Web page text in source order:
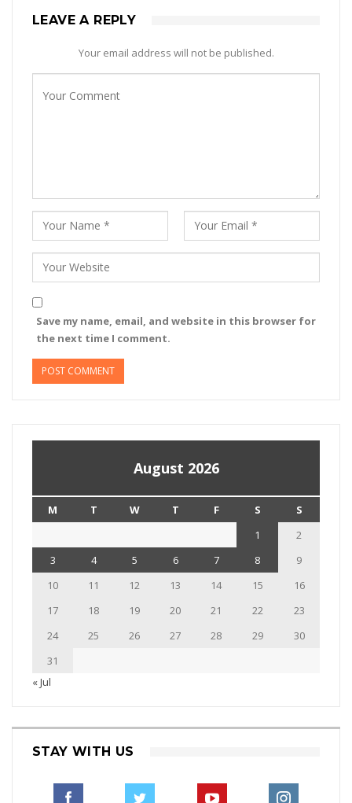
LEAVE A REPLY
Your email address will not be published.
Save my name, email, and website in this browser for
the next time I comment.
August 2026
M T W T F S
S
1
2
3
4 5 6 7 8
9
10
11 12 13 14 15
16
17
18 19 20 21 22
23
24
25 26 27 28 29
30
31
« Jul
STAY WITH US